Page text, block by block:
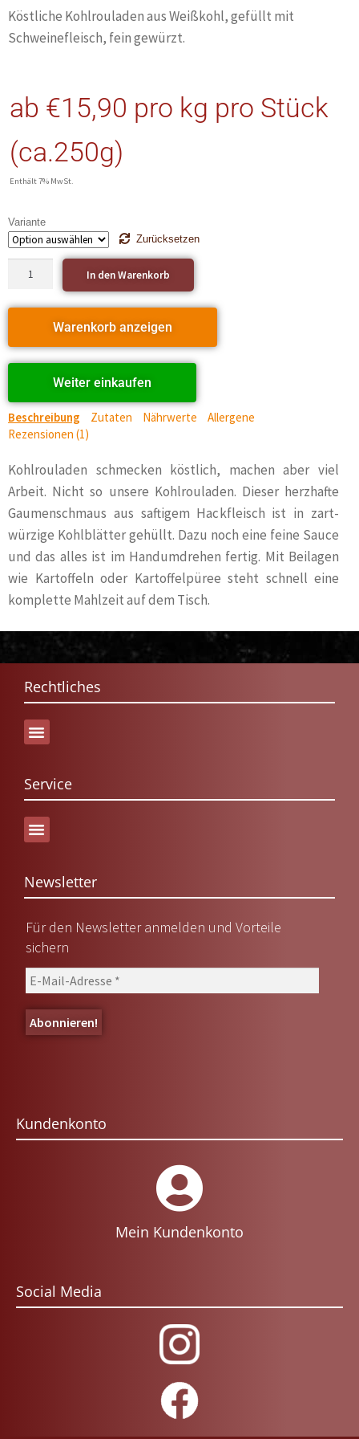
Köstliche Kohlrouladen aus Weißkohl, gefüllt mit
Schweinefleisch, fein gewürzt.
ab €15,90 pro kg pro Stück
(ca.250g)
Enthält 7% MwSt.
Variante
Zurücksetzen
In den Warenkorb
Warenkorb anzeigen
Weiter einkaufen
Beschreibung Zutaten Nährwerte
Allergene
Rezensionen (1)
Kohlrouladen schmecken köstlich, machen aber viel
Arbeit. Nicht so unsere Kohlrouladen. Dieser herzhafte
Gaumenschmaus aus saftigem Hackfleisch ist in zart-
würzige Kohlblätter gehüllt. Dazu noch eine feine Sauce
und das alles ist im Handumdrehen fertig. Mit Beilagen
wie Kartoffeln oder Kartoffelpüree steht schnell eine
komplette Mahlzeit auf dem Tisch.
Rechtliches
Service
Newsletter
Für den Newsletter anmelden und Vorteile
sichern
Kundenkonto
Mein Kundenkonto
Social Media